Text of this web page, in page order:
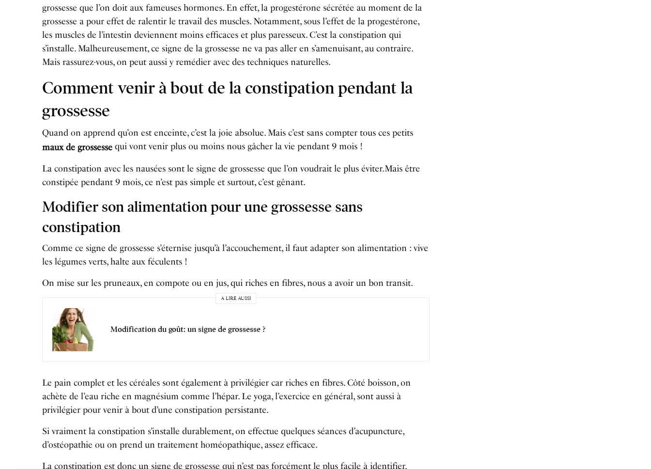
grossesse que l’on doit aux fameuses hormones. En effet, la progestérone sécrétée au moment de la
grossesse a pour effet de ralentir le travail des muscles. Notamment, sous l’effet de la progestérone,
les muscles de l’intestin deviennent moins efficaces et plus paresseux. C’est la constipation qui
s’installe. Malheureusement, ce signe de la grossesse ne va pas aller en s’amenuisant, au contraire.
Mais rassurez-vous, on peut aussi y remédier avec des techniques naturelles.
Comment venir à bout de la constipation pendant la
grossesse
Quand on apprend qu’on est enceinte, c’est la joie absolue. Mais c’est sans compter tous ces petits
maux de grossesse qui vont venir plus ou moins nous gâcher la vie pendant 9 mois !
La constipation avec les nausées sont le signe de grossesse que l’on voudrait le plus éviter.Mais être
constipée pendant 9 mois, ce n’est pas simple et surtout, c’est gênant.
Modifier son alimentation pour une grossesse sans
constipation
Comme ce signe de grossesse s’éternise jusqu’à l’accouchement, il faut adapter son alimentation : vive
les légumes verts, halte aux féculents !
On mise sur les pruneaux, en compote ou en jus, qui riches en fibres, nous a avoir un bon transit.
A LIRE AUSSI
Modification du goût: un signe de grossesse ?
Le pain complet et les céréales sont également à privilégier car riches en fibres. Côté boisson, on
achète de l’eau riche en magnésium comme l’hépar. Le yoga, l’exercice en général, sont aussi à
privilégier pour venir à bout d’une constipation persistante.
Si vraiment la constipation s’installe durablement, on effectue quelques séances d’acupuncture,
d’ostéopathie ou on prend un traitement homéopathique, assez efficace.
La constipation est donc un signe de grossesse qui n’est pas forcément le plus facile à identifier.